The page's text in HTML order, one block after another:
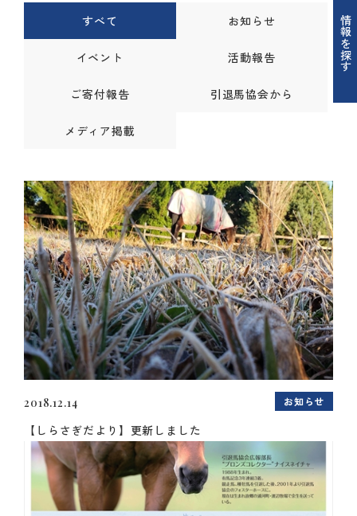
情報を探す
すべて お知らせ
イベント 活動報告
ご寄付報告 引退馬協会から
メディア掲載
2018.12.14 お知らせ
【しらさぎだより】更新しました